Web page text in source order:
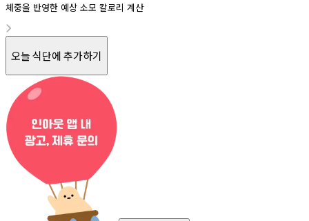
체중을 반영한 예상 소모 칼로리 계산
오늘 식단에 추가하기